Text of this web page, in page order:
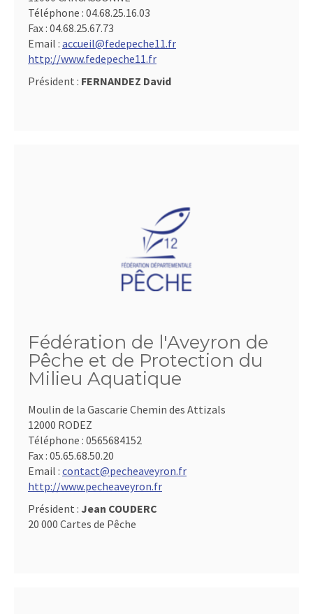
Téléphone : 04.68.25.16.03
Fax : 04.68.25.67.73
Email : accueil@fedepeche11.fr
http://www.fedepeche11.fr
Président : FERNANDEZ David
Fédération de l'Aveyron de
Pêche et de Protection du
Milieu Aquatique
Moulin de la Gascarie Chemin des Attizals
12000 RODEZ
Téléphone : 0565684152
Fax : 05.65.68.50.20
Email : contact@pecheaveyron.fr
http://www.pecheaveyron.fr
Président : Jean COUDERC
20 000 Cartes de Pêche